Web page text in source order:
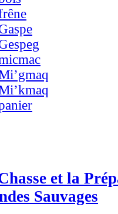
et la
Sauvages